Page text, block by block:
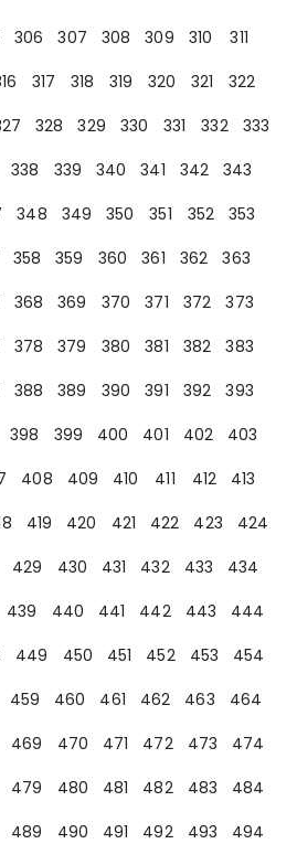
306 307 308 309 310
311
317 318 319 320 321
322
328 329 330 331 332
333
338 339 340 341 342
343
348 349 350 351 352
353
358 359 360 361 362
363
368 369 370 371 372
373
378 379 380 381 382
383
388 389 390 391 392
393
398 399 400 401 402
403
408 409 410 411 412
413
419 420 421 422 423
424
429 430 431 432 433
434
439 440 441 442 443
444
449 450 451 452 453
454
459 460 461 462 463
464
469 470 471 472 473
474
479 480 481 482 483
484
489 490 491 492 493
494